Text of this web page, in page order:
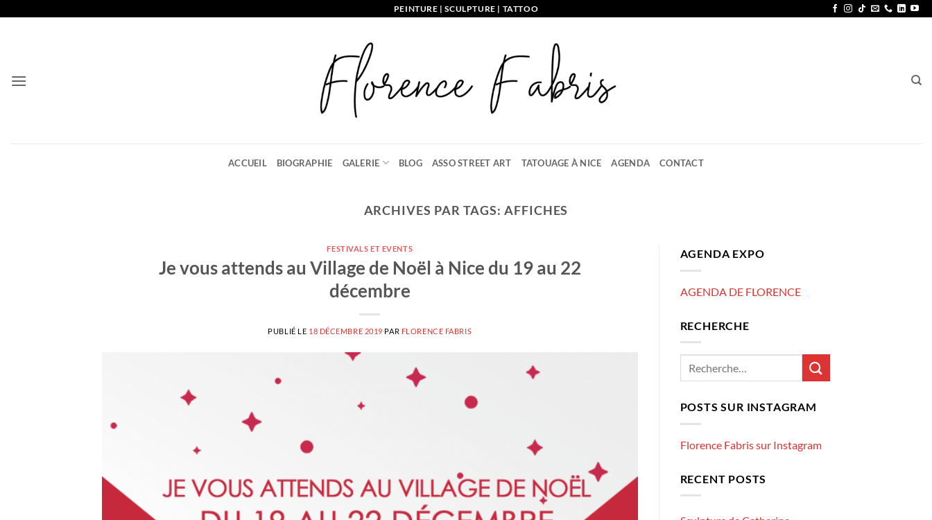
PEINTURE | SCULPTURE | TATTOO
ACCUEIL BIOGRAPHIE GALERIE BLOG ASSO STREET ART TATOUAGE À NICE AGENDA CONTACT
ARCHIVES PAR TAGS:AFFICHES
FESTIVALS ET EVENTS
Je vous attends au Village de Noël à Nice du 19 au 22
décembre
PUBLIÉ LE 18 DÉCEMBRE 2019 PAR FLORENCE FABRIS
AGENDA EXPO
AGENDA DE FLORENCE
RECHERCHE
POSTS SUR INSTAGRAM
Florence Fabris sur Instagram
RECENT POSTS